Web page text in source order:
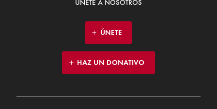
ÚNETE A NOSOTROS
ÚNETE
HAZ UN DONATIVO